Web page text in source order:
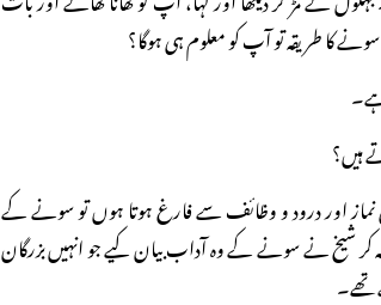
کا طریقہ تو آپ کو معلوم ہی ہوگا؟
ہیں؟
اور درود و وظائف سے فارغ ہوتا ہوں تو سونے کے
کر شیخ نے سونے کے وہ آداب بیان کیے جو انہیں بزرگان